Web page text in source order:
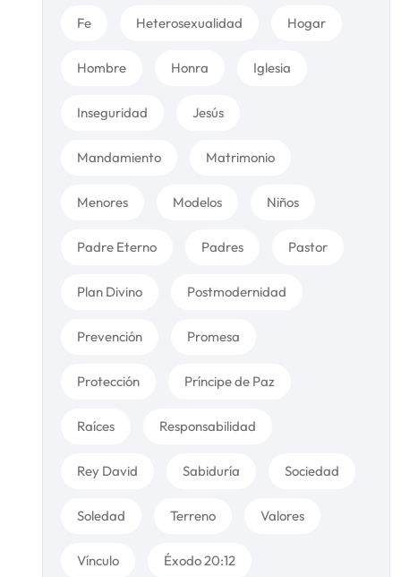
Fe Heterosexualidad Hogar
Hombre Honra Iglesia
Inseguridad Jesús
Mandamiento Matrimonio
Menores Modelos Niños
Padre Eterno Padres Pastor
Plan Divino Postmodernidad
Prevención Promesa
Protección Príncipe de Paz
Raíces Responsabilidad
Rey David Sabiduría Sociedad
Soledad Terreno Valores
Vínculo Éxodo 20:12